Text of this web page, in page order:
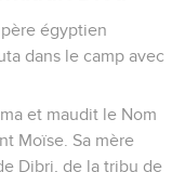
à titre définitif car
des étrangers et